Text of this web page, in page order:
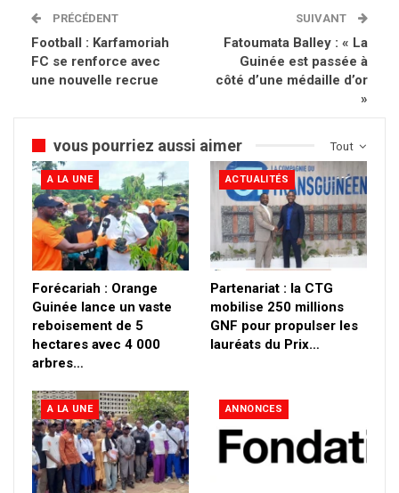
PRÉCÉDENT
Football : Karfamoriah
FC se renforce avec
une nouvelle recrue
SUIVANT
Fatoumata Balley : « La
Guinée est passée à
côté d’une médaille d’or
»
Tout
vous pourriez aussi aimer
A LA UNE
Forécariah : Orange
Guinée lance un vaste
reboisement de 5
hectares avec 4 000
arbres…
ACTUALITÉS
Partenariat : la CTG
mobilise 250 millions
GNF pour propulser les
lauréats du Prix…
A LA UNE ANNONCES